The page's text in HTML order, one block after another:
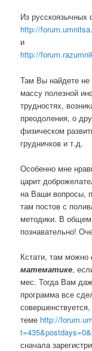
Из
http://
и
http://
Там Вы найдете не
массу полезной
трудностях,
преодоления, о
физическом
грудничков и т.д.
Особенно мне
царит
на Ваши вопросы,
там постов с
методики. В
познавательно!
Кстати, там можно
математике,
мес. Тогда Вам
программа все
теме http://
сначала